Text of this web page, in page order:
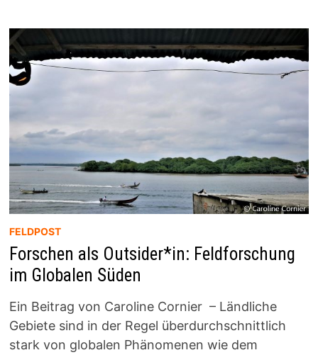
TRAUMATISIERTEN
FRAUEN
FELDPOST
Forschen als Outsider*in: Feldforschung
im Globalen Süden
Ein Beitrag von Caroline Cornier – Ländliche
Gebiete sind in der Regel überdurchschnittlich
stark von globalen Phänomenen wie dem